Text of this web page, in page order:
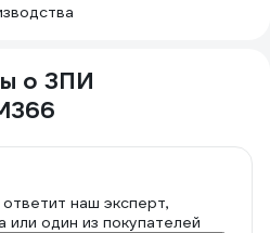
о ЗПИ
наш эксперт,
или один из покупателей